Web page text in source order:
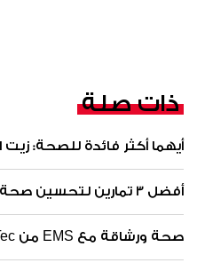
ذات صلة
أيهما أكثر فائدة للصحة: زيت
أفضل 3 تمارين لتحسين صحة الدماغ والذاكرة
صحة ورشاقة مع EMS من Hi-Tec